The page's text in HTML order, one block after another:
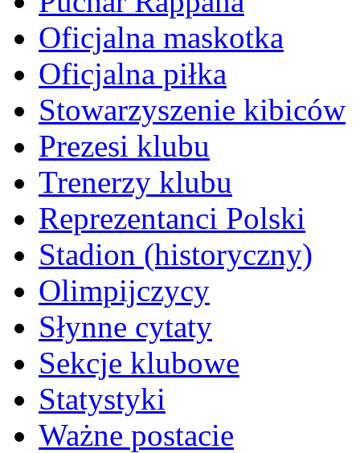
Oficjalna maskotka
Oficjalna piłka
Stowarzyszenie kibiców
Prezesi klubu
Trenerzy klubu
Reprezentanci Polski
Stadion (historyczny)
Olimpijczycy
Słynne cytaty
Sekcje klubowe
Statystyki
Ważne postacie